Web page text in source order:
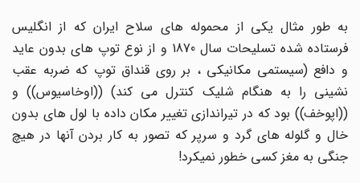
به طور مثال یکی از محموله های سلاح ایران که از انگلیس
فرستاده شده تسلیحات سال 1870 و از نوع توپ های بدون عاید
و دافع (سیستمی مکانیکی ، بر روی قنداق توپ که ضربه عقب
نشینی را به هنگام شلیک کنترل می کند) ((اوخاسیوس)) و
((اپوخف)) بود که در تیراندازی تغییر مکان داده با لول های بدون
خال و گلوله های گرد و سرپر که تصور به کار بردن آنها در هیچ
جنگی به مغز کسی خطور نمیکرد!